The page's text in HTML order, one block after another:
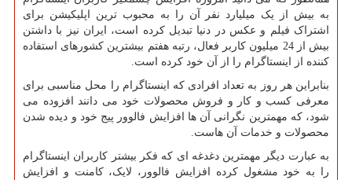
به بیش از یک میلیارد نفر آن را به محبوب ترین اپلیکیشن برای
اشتراک فیلم و عکس در دنیا تبدیل کرده است، ایران نیز با داشتن
بیش از 24 میلیون کاربر فعال، رتبه هفتم بیشترین کشورهای استفاده
کننده از اینستاگرام را از آن خود کرده است.
بنابراین هر روز به تعداد افرادی که اینستاگرام را محل مناسبی برای
معرفی کسب و کار و فروش محصولات خود می دانند افزوده می
شود، که مهمترین نگرانی آن ها افزایش فالوور پیج خود و دیده شدن
محصولات و خدمات آن هاست.
به عبارت دیگر مهمترین دغدغه ای که فکر بیشتر کاربران اینستاگرام
را به خود مشغول کرده افزایش فالوور، لایک، کامنت و افزایش